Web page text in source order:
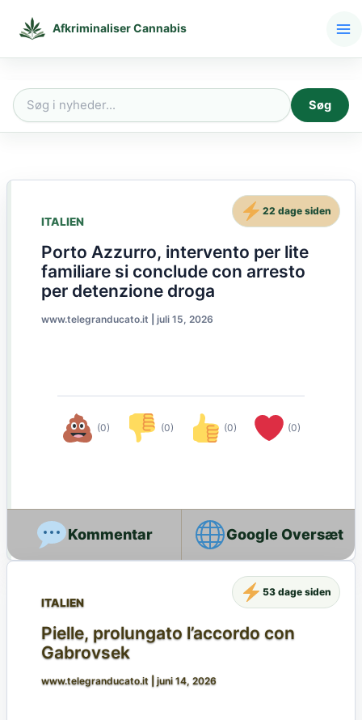
Afkriminaliser Cannabis
Søg
Søg
ITALIEN
Porto Azzurro, intervento per lite
familiare si conclude con arresto
per detenzione droga
www.telegranducato.it juli 15, 2026
(0) (0) (0) (0)
22 dage siden
Google Oversæt
ITALIEN
Pielle, prolungato l’accordo con
Gabrovsek
www.telegranducato.it juni 14, 2026
53 dage siden